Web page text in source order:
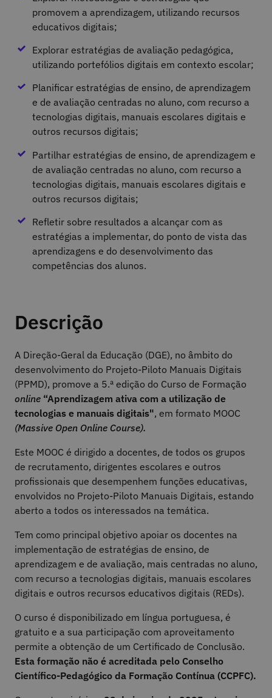
promovem a aprendizagem, utilizando recursos
educativos digitais;
Explorar estratégias de avaliação pedagógica,
utilizando portefólios digitais em contexto escolar;
Planificar estratégias de ensino, de aprendizagem
e de avaliação centradas no aluno, com recurso a
tecnologias digitais, manuais escolares digitais e
outros recursos digitais;
Partilhar estratégias de ensino, de aprendizagem e
de avaliação centradas no aluno, com recurso a
tecnologias digitais, manuais escolares digitais e
outros recursos digitais;
Refletir sobre resultados a alcançar com as
estratégias a implementar, do ponto de vista das
aprendizagens e do desenvolvimento das
competências dos alunos.
Descrição
A Direção-Geral da Educação (DGE), no âmbito do
desenvolvimento do Projeto-Piloto Manuais Digitais
(PPMD), promove a 5.ª edição do Curso de Formação
online “Aprendizagem ativa com a utilização de
tecnologias e manuais digitais", em formato MOOC
(Massive Open Online Course).
Este MOOC é dirigido a docentes, de todos os grupos
de recrutamento, dirigentes escolares e outros
profissionais que desempenhem funções educativas,
envolvidos no Projeto-Piloto Manuais Digitais, estando
aberto a todos os interessados na temática.
Tem como principal objetivo apoiar os docentes na
implementação de estratégias de ensino, de
aprendizagem e de avaliação, mais centradas no aluno,
com recurso a tecnologias digitais, manuais escolares
digitais e outros recursos educativos digitais (REDs).
O curso é disponibilizado em língua portuguesa, é
gratuito e a sua participação com aproveitamento
permite a obtenção de um Certificado de Conclusão.
Esta formação não é acreditada pelo Conselho
Científico-Pedagógico da Formação Contínua (CCPFC).